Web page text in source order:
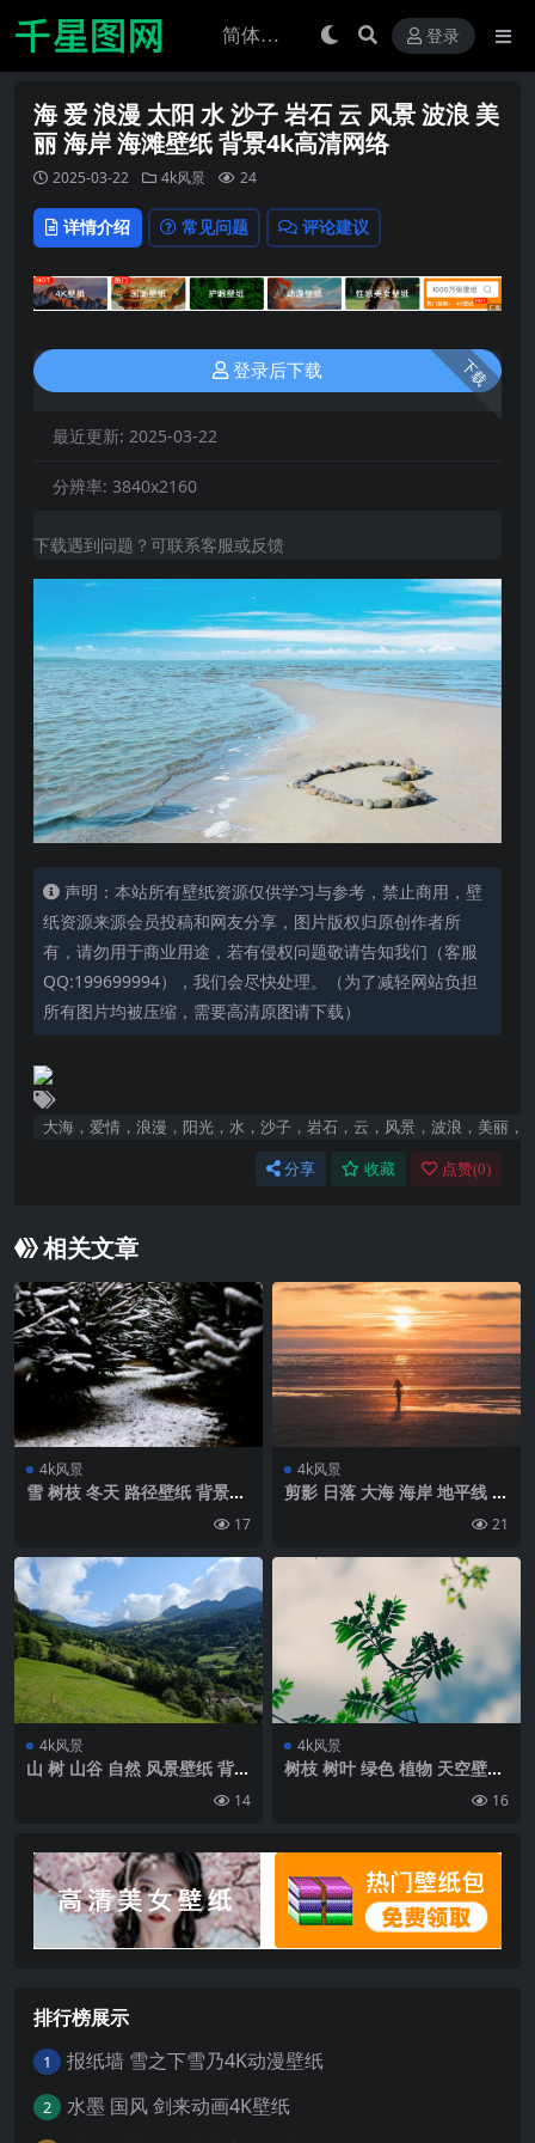
登录
海 爱 浪漫 太阳 水 沙子 岩石 云 风景 波浪 美
丽 海岸 海滩壁纸 背景4k高清网络
2025-03-22 4k风景 24
详情介绍 常见问题 评论建议
下载
登录后下载
最近更新: 2025-03-22
分辨率: 3840x2160
下载遇到问题？可联系客服或反馈
声明：本站所有壁纸资源仅供学习与参考，禁止商用，壁
纸资源来源会员投稿和网友分享，图片版权归原创作者所
有，请勿用于商业用途，若有侵权问题敬请告知我们（客服
QQ:199699994），我们会尽快处理。（为了减轻网站负担
所有图片均被压缩，需要高清原图请下载）
大海，爱情，浪漫，阳光，水，沙子，岩石，云，风景，波浪，美丽，
分享 收藏 点赞(0)
相关文章
4k风景
雪 树枝 冬天 路径壁纸 背景4k
17
4k风景
剪影 日落 大海 海岸 地平线 孤
21
4k风景
山 树 山谷 自然 风景壁纸 背景
14
4k风景
树枝 树叶 绿色 植物 天空壁纸
16
排行榜展示
1 报纸墙 雪之下雪乃4K动漫壁纸
2 水墨 国风 剑来动画4K壁纸